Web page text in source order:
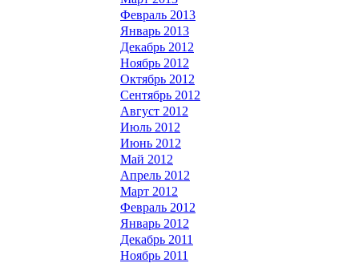
Февраль 2013
Январь 2013
Декабрь 2012
Ноябрь 2012
Октябрь 2012
Сентябрь 2012
Август 2012
Июль 2012
Июнь 2012
Май 2012
Апрель 2012
Март 2012
Февраль 2012
Январь 2012
Декабрь 2011
Ноябрь 2011